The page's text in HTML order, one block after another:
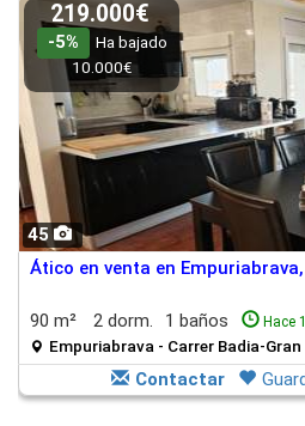
45
219.000€
-5%
Ha bajado
10.000€
Ático en venta en
90 m² 2 dorm. 1 baños Hace
Empuriabrava - Carrer Badia-Gran
Contactar